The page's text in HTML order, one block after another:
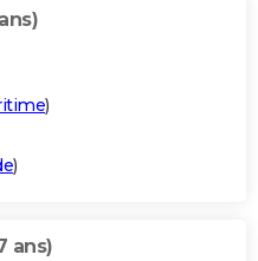
)
)
ans)